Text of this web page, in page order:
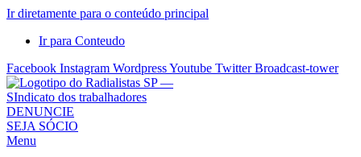
Ir diretamente para o conteúdo principal
Ir para Conteudo
Facebook Instagram WordpressYoutube Twitter Broadcast-tower
Sindicato
dos
Radialistas
DENUNCIE
SEJA SÓCIO
Menu